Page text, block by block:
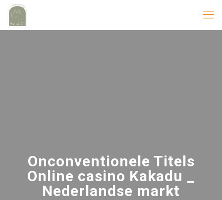
Onconventionele Titels
Online casino Kakadu _
Nederlandse markt